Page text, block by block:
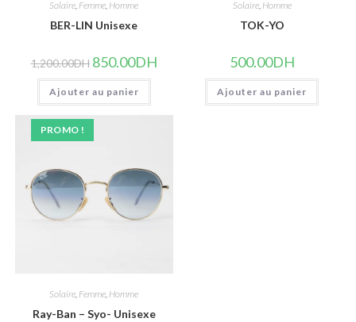
Solaire Femme Homme
BER-LIN Unisexe
1,200.00DH Le
prix
initial
était :
1,200.00DH.
850.00DHLe
prix
850.00DH.
Ajouter au panier
Solaire, Homme
TOK-YO
500.00DH
Ajouter au panier
PROMO !
Solaire Femme Homme
Ray-Ban – Syo- Unisexe